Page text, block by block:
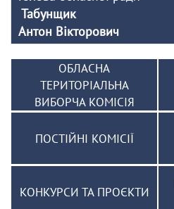
Табунщик
Антон Вікторович
ОБЛАСНА
ТЕРИТОРІАЛЬНА
ВИБОРЧА КОМІСІЯ
ПОСТІЙНІ КОМІСІЇ
КОНКУРСИ ТА ПРОЄКТИ